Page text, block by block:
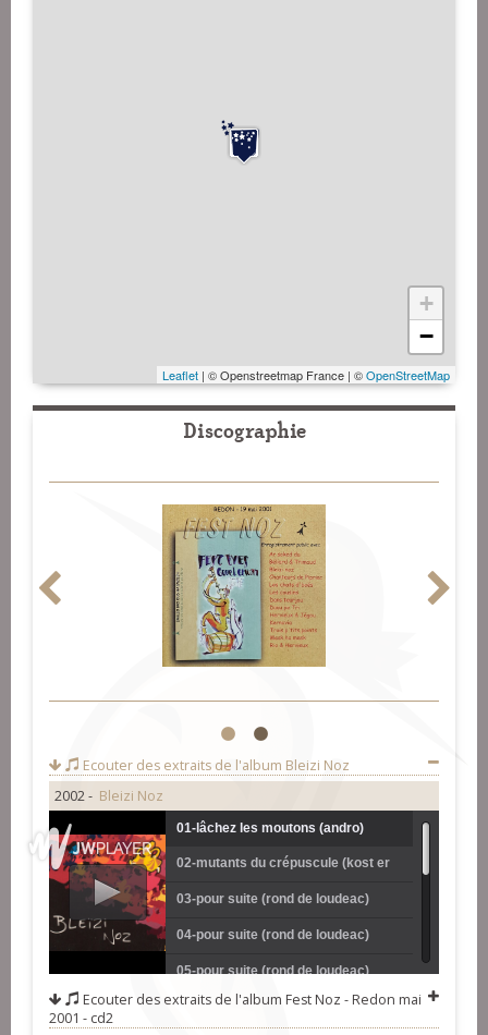
+
−
Leaflet | © Openstreetmap France | ©OpenStreetMap
Discographie
1 2
Ecouter des extraits de l'album Bleizi Noz
2002 - Bleizi Noz
01-lâchez les moutons (andro)
02-mutants du crépuscule (kost er
hoet)
03-pour suite (rond de loudeac)
04-pour suite (rond de loudeac)
05-pour suite (rond de loudeac)
06-502 (kas a barh)
Ecouter des extraits de l'album Fest Noz - Redon mai
2001 - cd2